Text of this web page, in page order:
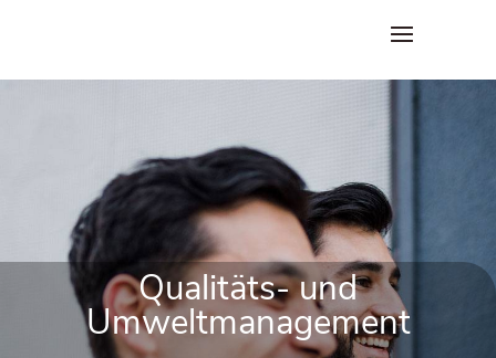
Qua­li­täts- und
Umweltmanagement